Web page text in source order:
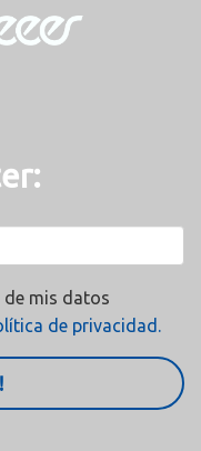
mis datos
de privacidad.